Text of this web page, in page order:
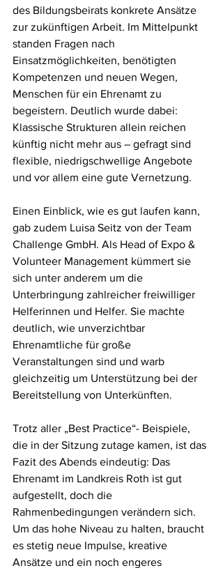
des Bildungsbeirats konkrete Ansätze
zur zukünftigen Arbeit. Im Mittelpunkt
standen Fragen nach
Einsatzmöglichkeiten, benötigten
Kompetenzen und neuen Wegen,
Menschen für ein Ehrenamt zu
begeistern. Deutlich wurde dabei:
Klassische Strukturen allein reichen
künftig nicht mehr aus – gefragt sind
flexible, niedrigschwellige Angebote
und vor allem eine gute Vernetzung.
Einen Einblick, wie es gut laufen kann,
gab zudem Luisa Seitz von der Team
Challenge GmbH. Als Head of Expo &
Volunteer Management kümmert sie
sich unter anderem um die
Unterbringung zahlreicher freiwilliger
Helferinnen und Helfer. Sie machte
deutlich, wie unverzichtbar
Ehrenamtliche für große
Veranstaltungen sind und warb
gleichzeitig um Unterstützung bei der
Bereitstellung von Unterkünften.
Trotz aller „Best Practice“- Beispiele,
die in der Sitzung zutage kamen, ist das
Fazit des Abends eindeutig: Das
Ehrenamt im Landkreis Roth ist gut
aufgestellt, doch die
Rahmenbedingungen verändern sich.
Um das hohe Niveau zu halten, braucht
es stetig neue Impulse, kreative
Ansätze und ein noch engeres